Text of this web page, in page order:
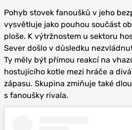
Pohyb stovek fanoušků v jeho
vysvětluje jako pouhou součást
ploše. K výtržnostem u sektoru
Sever došlo v důsledku
Ty měly být přímou reakcí na
hostujícího kotle mezi hráče a
zápasu. Skupina zmiňuje také
s fanoušky rivala.